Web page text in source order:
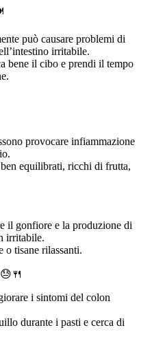
può causare problemi di
irritabile.
bene il cibo e prendi il tempo
provocare infiammazione
equilibrati, ricchi di frutta,
il gonfiore e la produzione di
irritabile.
o tisane rilassanti.
😓🍴
i sintomi del colon
durante i pasti e cerca di